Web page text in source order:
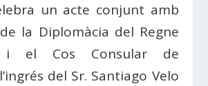
un acte conjunt amb
de la Diplomàcia del Regne
i el Cos Consular de
del Sr. Santiago Velo